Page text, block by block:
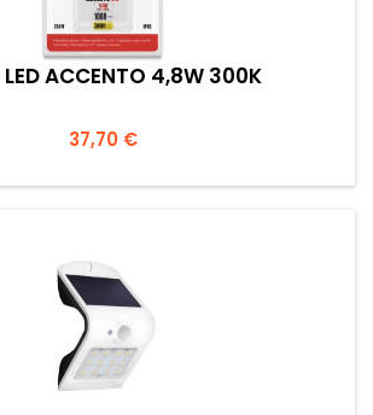
LED ACCENTO 4,8W 300K
Prezzo
37,70 €